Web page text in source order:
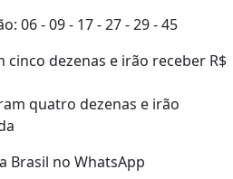
06 - 09 - 17 - 27 - 29 - 45
cinco dezenas e irão receber R$
quatro dezenas e irão
Brasil no WhatsApp